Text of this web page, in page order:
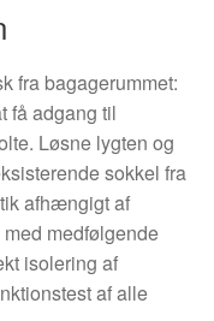
fra bagagerummet:
få adgang til
Løsne lygten og
sokkel fra
afhængigt af
medfølgende
isolering af
af alle